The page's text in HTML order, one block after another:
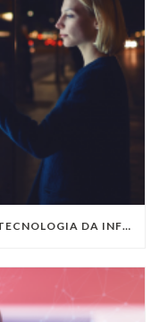
QUAIS SÃO AS TENDÊNCIAS DA TECNOLOGIA DA INFORMAÇÃO PARA 2023?